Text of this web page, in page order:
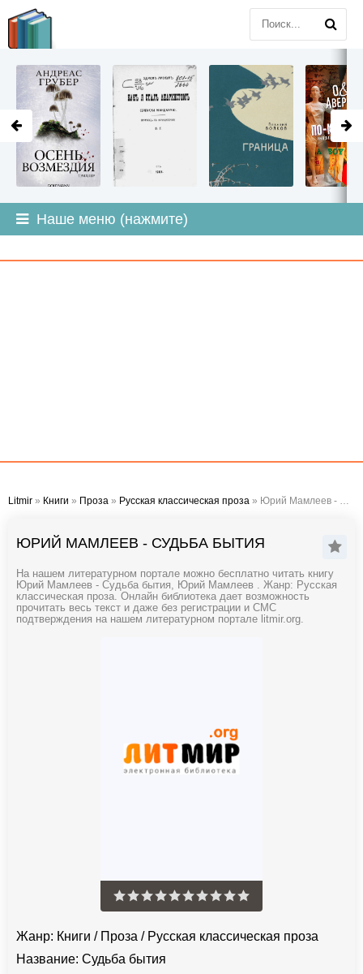
Наше меню (нажмите)
Litmir » Книги » Проза » Русская классическая проза » Юрий Мамлеев - Судьба бытия
ЮРИЙ МАМЛЕЕВ - СУДЬБА БЫТИЯ
На нашем литературном портале можно бесплатно читать книгу
Юрий Мамлеев - Судьба бытия, Юрий Мамлеев . Жанр: Русская
классическая проза. Онлайн библиотека дает возможность
прочитать весь текст и даже без регистрации и СМС
подтверждения на нашем литературном портале litmir.org.
Жанр: Книги / Проза / Русская классическая проза
Название: Судьба бытия
LITMIR.ORG